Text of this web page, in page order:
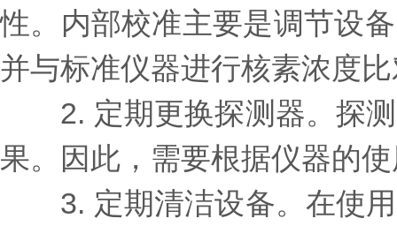
性。内部校准主要是调节设
并与标准仪器进行核素浓度
2. 定期更换探测器。探测
果。因此，需要根据仪器的
3. 定期清洁设备。在使用